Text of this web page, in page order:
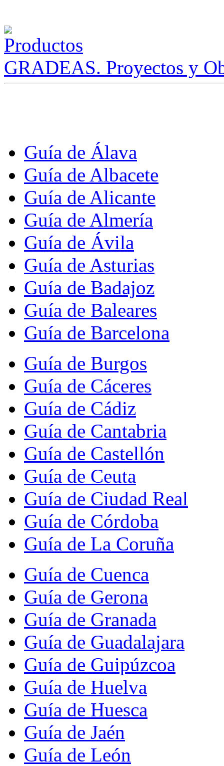
GRADEAS. Proyectos y
Guía de Álava
Guía de Albacete
Guía de Alicante
Guía de Almería
Guía de Ávila
Guía de Asturias
Guía de Badajoz
Guía de Baleares
Guía de Barcelona
Guía de Burgos
Guía de Cáceres
Guía de Cádiz
Guía de Cantabria
Guía de Castellón
Guía de Ceuta
Guía de Ciudad Real
Guía de Córdoba
Guía de La Coruña
Guía de Cuenca
Guía de Gerona
Guía de Granada
Guía de Guadalajara
Guía de Guipúzcoa
Guía de Huelva
Guía de Huesca
Guía de Jaén
Guía de León